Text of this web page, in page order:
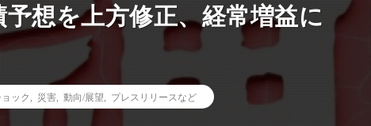
想を上方修正、経常増益に
ック 災害 動向/展望 プレスリリースなど